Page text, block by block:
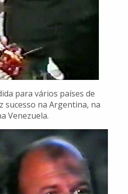
para vários países de
sucesso na Argentina, na
Venezuela.